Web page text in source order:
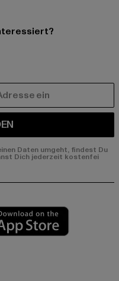
Daten umgeht, findest Du
Dich jederzeit kostenfei